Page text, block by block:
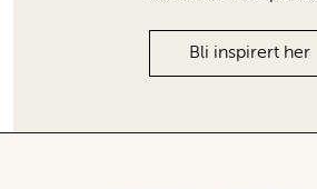
Bli inspirert her